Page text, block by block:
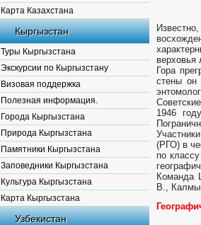
Карта Казахстана
Кыргызстан
Туры Кыргызстана
Экскурсии по Кыргызстану
Визовая поддержка
Полезная информация.
Города Кыргызстана
Природа Кыргызстана
Памятники Кыргызстана
Заповедники Кыргызстана
Культура Кыргызстана
Карта Кыргызстана
Узбекистан
верховья
Гора
стены он
1946
(РГО) в
по
Команда
В.,